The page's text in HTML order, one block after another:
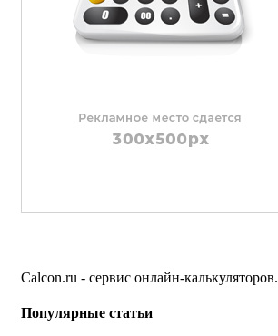
Calcon.ru - сервис онлайн-калькуляторов.
Популярные статьи